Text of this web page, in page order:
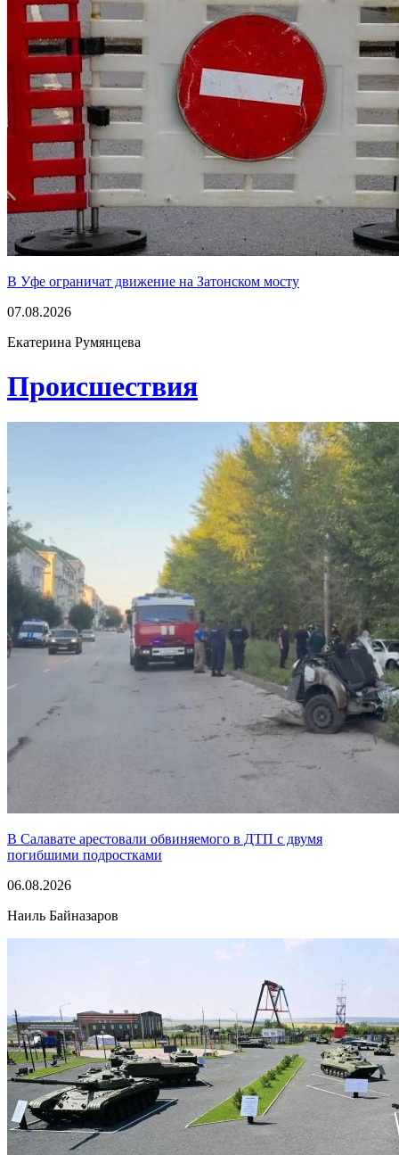
В Уфе ограничат движение на Затонском мосту
07.08.2026
Екатерина Румянцева
Проиcшествия
В Салавате арестовали обвиняемого в ДТП с двумя
погибшими подростками
06.08.2026
Наиль Байназаров